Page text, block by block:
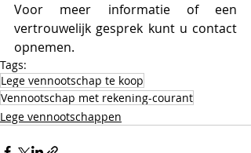
Voor meer informatie of een
vertrouwelijk gesprek kunt u contact
opnemen.
Tags:
Lege vennootschap te koop
Vennootschap met rekening-courant
Lege vennootschappen